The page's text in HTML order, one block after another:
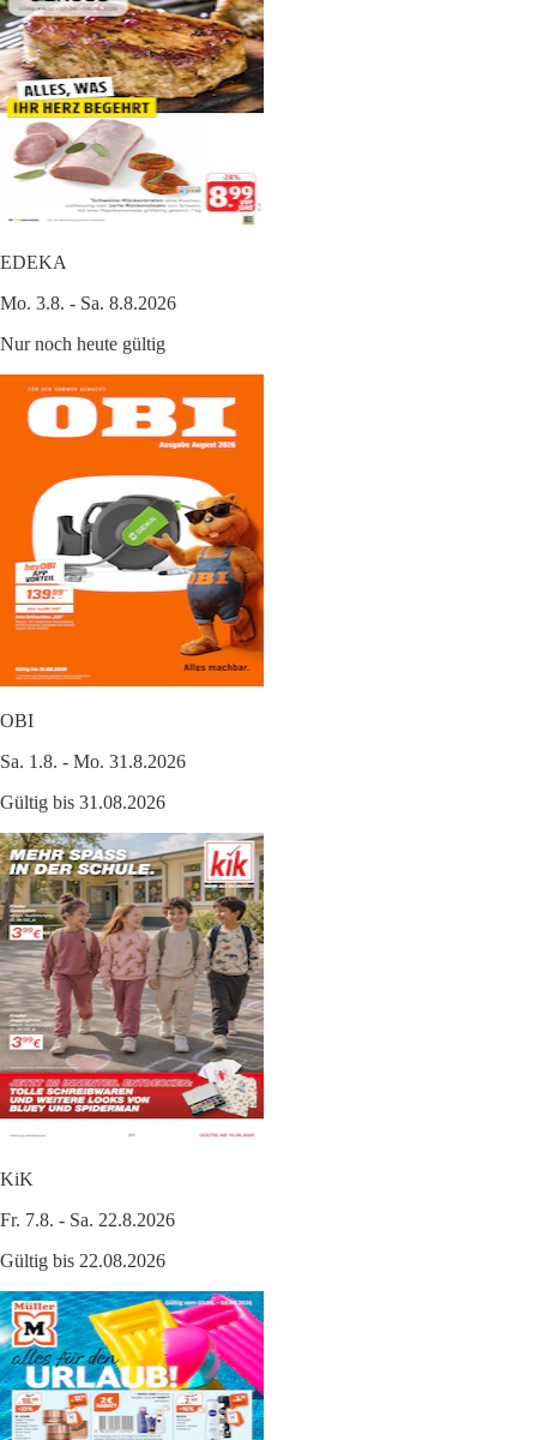
EDEKA
Mo. 3.8. - Sa. 8.8.2026
Nur noch heute gültig
OBI
Sa. 1.8. - Mo. 31.8.2026
Gültig bis 31.08.2026
KiK
Fr. 7.8. - Sa. 22.8.2026
Gültig bis 22.08.2026